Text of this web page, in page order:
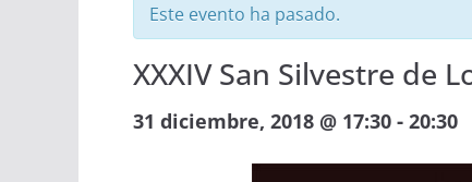
Este evento ha pasado.
XXXIV San Silvestre de
31 diciembre, 2018 @ 17:30 - 20:30